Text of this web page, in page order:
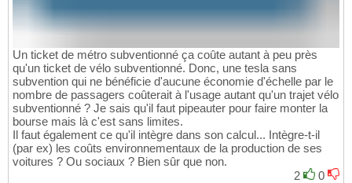
Un ticket de métro subventionné ça coûte autant à peu près
qu'un ticket de vélo subventionné. Donc, une tesla sans
subvention qui ne bénéficie d'aucune économie d'échelle par le
nombre de passagers coûterait à l'usage autant qu'un trajet vélo
subventionné ? Je sais qu'il faut pipeauter pour faire monter la
bourse mais là c'est sans limites.
Il faut également ce qu'il intègre dans son calcul... Intègre-t-il
(par ex) les coûts environnementaux de la production de ses
voitures ? Ou sociaux ? Bien sûr que non.
2
0